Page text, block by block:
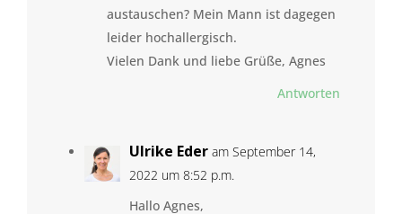
austauschen? Mein Mann ist dagegen
leider hochallergisch.
Vielen Dank und liebe Grüße, Agnes
Antworten
Ulrike Eder am September 14,
2022 um 8:52 p.m.
Hallo Agnes,